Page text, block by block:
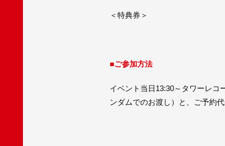
＜特典券＞
■ご参加方法
イベント当日13:30～タワーレコ
ンダムでのお渡し）と、ご予約